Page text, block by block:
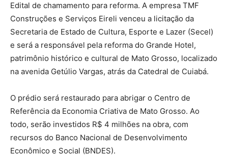
Edital de chamamento para reforma. A empresa TMF
Construções e Serviços Eireli venceu a licitação da
Secretaria de Estado de Cultura, Esporte e Lazer (Secel)
e será a responsável pela reforma do Grande Hotel,
patrimônio histórico e cultural de Mato Grosso, localizado
na avenida Getúlio Vargas, atrás da Catedral de Cuiabá.
O prédio será restaurado para abrigar o Centro de
Referência da Economia Criativa de Mato Grosso. Ao
todo, serão investidos R$ 4 milhões na obra, com
recursos do Banco Nacional de Desenvolvimento
Econômico e Social (BNDES).